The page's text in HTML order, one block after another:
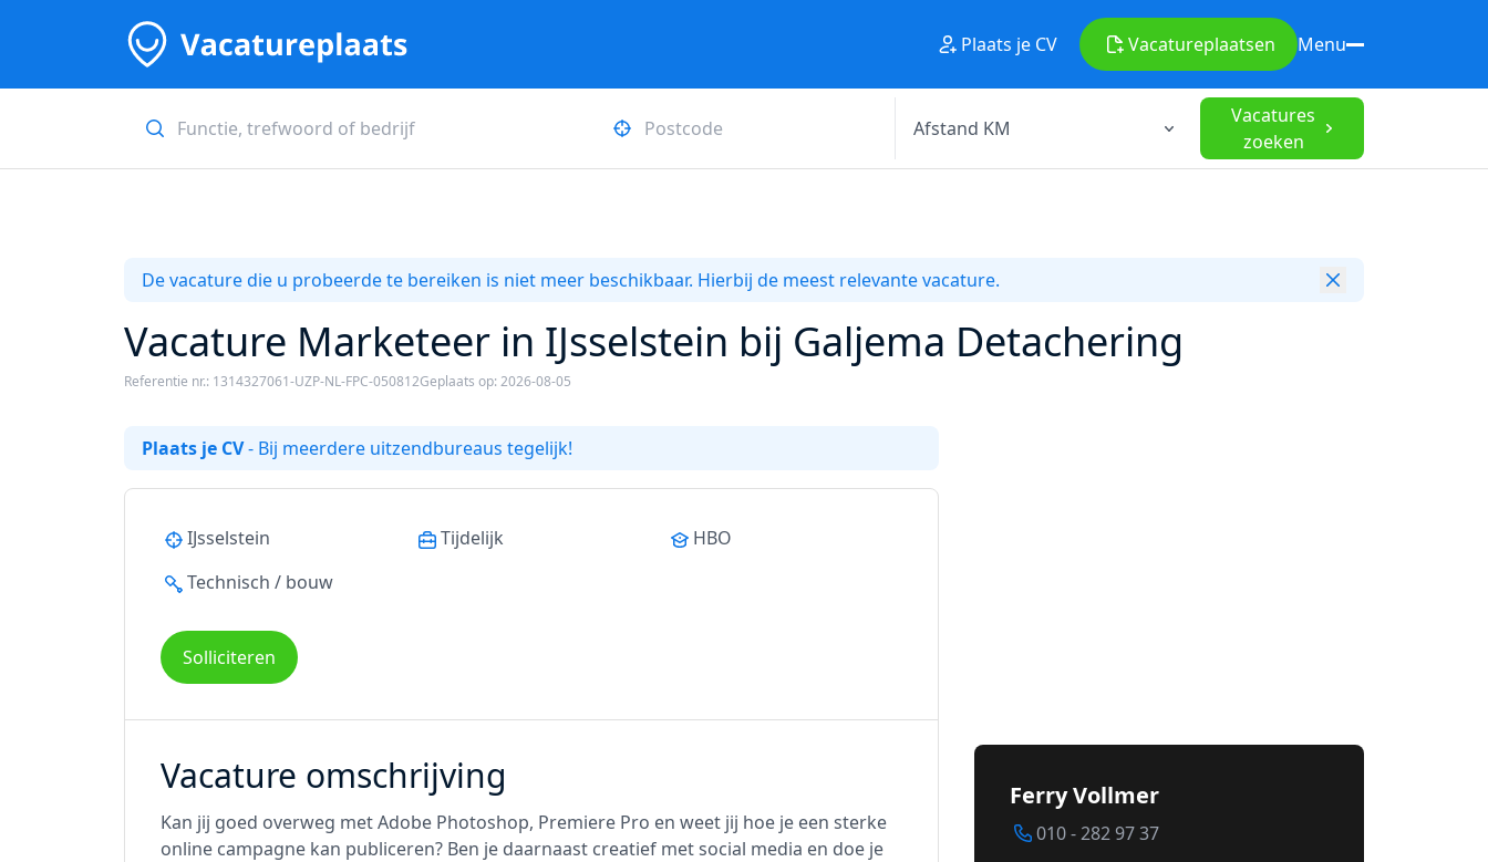
Plaats je CV Vacatureplaatsen Menu
Vacatures
zoeken
De vacature die u probeerde te bereiken is niet meer beschikbaar. Hierbij de meest relevante vacature.
Vacature Marketeer in IJsselstein bij Galjema Detachering
Referentie nr.: 1314327061-UZP-NL-FPC-050812Geplaats op: 2026-08-05
Plaats je CV- Bij meerdere uitzendbureaus tegelijk!
IJsselstein Tijdelijk
HBO
Technisch / bouw
Solliciteren
Vacature omschrijving
Kan jij goed overweg met Adobe Photoshop, Premiere Pro en weet jij hoe je een sterke
online campagne kan publiceren? Ben je daarnaast creatief met social media en doe je
Ferry Vollmer
010 - 282 97 37